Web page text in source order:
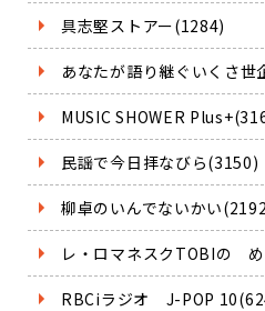
具志堅ストアー(1284)
あなたが語り継ぐいくさ世
MUSIC SHOWER
民謡で今日拝なびら(3150)
柳卓のいんでないかい
レ・ロマネスクTOBIの
RBCiラジオ J-POP